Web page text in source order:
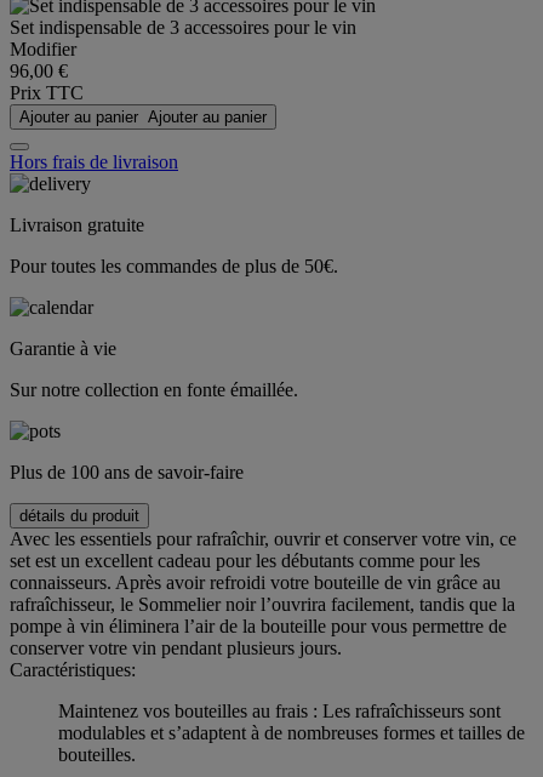
Set indispensable de 3 accessoires pour le vin
Modifier
96,00 €
Prix TTC
Ajouter au panier Ajouter au panier
Hors frais de livraison
Livraison gratuite
Pour toutes les commandes de plus de 50€.
Garantie à vie
Sur notre collection en fonte émaillée.
Plus de 100 ans de savoir-faire
détails du produit
Avec les essentiels pour rafraîchir, ouvrir et conserver votre vin, ce
set est un excellent cadeau pour les débutants comme pour les
connaisseurs. Après avoir refroidi votre bouteille de vin grâce au
rafraîchisseur, le Sommelier noir l’ouvrira facilement, tandis que la
pompe à vin éliminera l’air de la bouteille pour vous permettre de
conserver votre vin pendant plusieurs jours.
Caractéristiques:
Maintenez vos bouteilles au frais : Les rafraîchisseurs sont
modulables et s’adaptent à de nombreuses formes et tailles de
bouteilles.